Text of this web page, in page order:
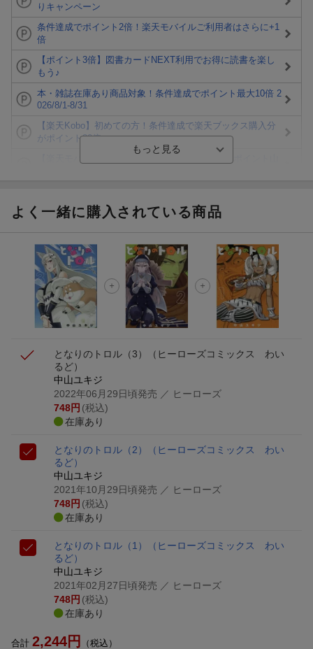
りキャンペーン
条件達成でポイント2倍！楽天モバイルご利用者はさらに+1
倍
【ポイント3倍】図書カードNEXT利用でお得に読書を楽し
もう♪
本・雑誌在庫あり商品対象！条件達成でポイント最大10倍 2
026/8/1-8/31
【楽天Kobo】初めての方！条件達成で楽天ブックス購入分
がポイント20倍
ト山分け
エントリー＆3,000円以上購入で無料データSIM（3GB/月プ
ラン）が当たる！
楽天モバイル紹介キャンペーンの拡散で300円OFFクーポン
進呈
よく一緒に購入されている商品
となりのトロル（3）
（ヒーローズコミックス わい
るど）
中山ユキジ
2022年06月29日頃発売 ／ ヒーローズ
748円 (税込)
在庫あり
となりのトロル（2）
（ヒーローズコミックス わい
るど）
中山ユキジ
2021年10月29日頃発売 ／ ヒーローズ
748円 (税込)
在庫あり
となりのトロル（1）
（ヒーローズコミックス わい
るど）
中山ユキジ
2021年02月27日頃発売 ／ ヒーローズ
748円 (税込)
在庫あり
合計 2,244円 （税込）